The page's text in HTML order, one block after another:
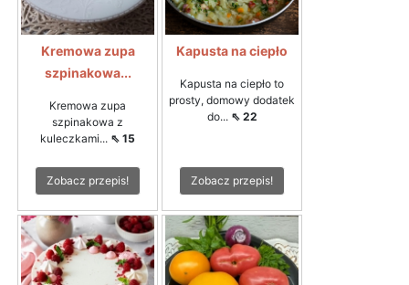
Kremowa zupa
szpinakowa...
Kremowa zupa
szpinakowa z
kuleczkami... ⇖ 15
Zobacz przepis!
Kapusta na ciepło
Kapusta na ciepło to
prosty, domowy dodatek
do... ⇖ 22
Zobacz przepis!